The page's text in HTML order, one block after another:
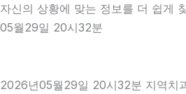
자신의 상황에 맞는 정보를 더 쉽게
05월29일 20시32분
2026년05월29일 20시32분 지역치